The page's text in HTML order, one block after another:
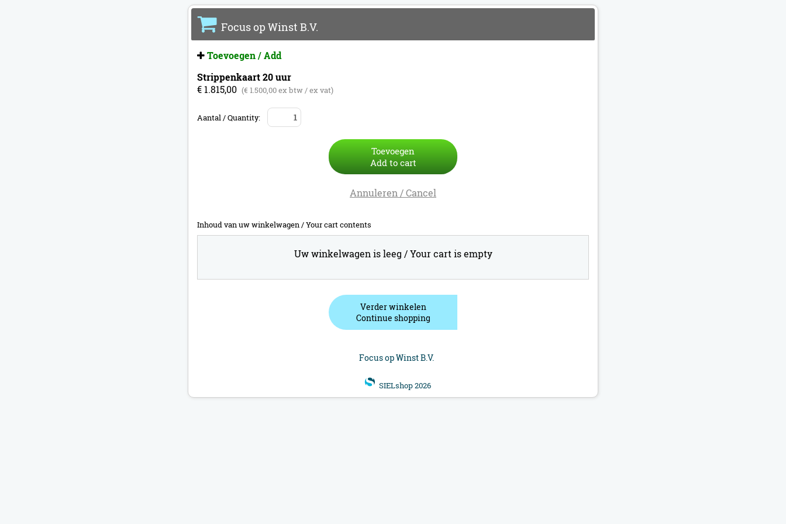
Focus op Winst B.V.
Toevoegen / Add
Strippenkaart 20 uur
€ 1.815,00 (€ 1.500,00 ex btw / ex vat)
Aantal / Quantity:
Toevoegen
Add to cart
Annuleren / Cancel
Inhoud van uw winkelwagen /Your cart contents
Uw winkelwagen is leeg / Your cart is empty
Verder winkelen
Continue shopping
Focus op Winst B.V.
SIELshop 2026